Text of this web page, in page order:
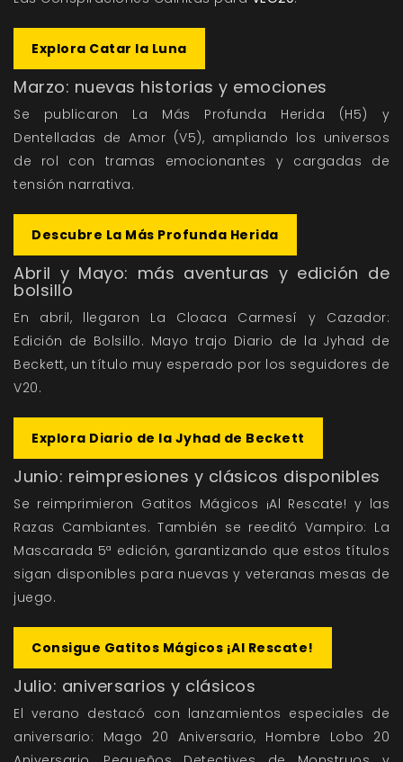
Explora Catar la Luna
Marzo: nuevas historias y emociones
Se publicaron La Más Profunda Herida (H5) y
Dentelladas de Amor (V5), ampliando los universos
de rol con tramas emocionantes y cargadas de
tensión narrativa.
Descubre La Más Profunda Herida
Abril y Mayo: más aventuras y edición de
bolsillo
En abril, llegaron La Cloaca Carmesí y Cazador:
Edición de Bolsillo. Mayo trajo Diario de la Jyhad de
Beckett, un título muy esperado por los seguidores de
V20.
Explora Diario de la Jyhad de Beckett
Junio: reimpresiones y clásicos disponibles
Se reimprimieron Gatitos Mágicos ¡Al Rescate! y las
Razas Cambiantes. También se reeditó Vampiro: La
Mascarada 5ª edición, garantizando que estos títulos
sigan disponibles para nuevas y veteranas mesas de
juego.
Consigue Gatitos Mágicos ¡Al Rescate!
Julio: aniversarios y clásicos
El verano destacó con lanzamientos especiales de
aniversario: Mago 20 Aniversario, Hombre Lobo 20